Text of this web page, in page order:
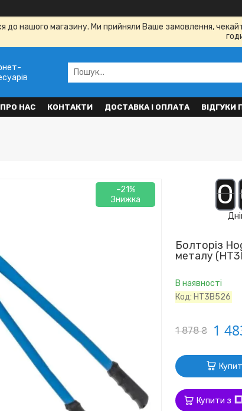
до нашого магазину. Ми прийняли Ваше замовлення,
ПРО НАС КОНТАКТИ ДОСТАВКА І ОПЛАТА ВІДГУКИ
–21% 0
Болторіз
металу
В наявності
Код: HT3B526
1 878 ₴ 1
Купити з